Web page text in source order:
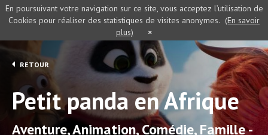
RETOUR
Petit panda en Afrique
Aventure, Animation, Comédie, Famille -
En poursuivant votre navigation sur ce site, vous acceptez l’utilisation de
Cookies pour réaliser des statistiques de visites anonymes. (En savoir
plus)
×